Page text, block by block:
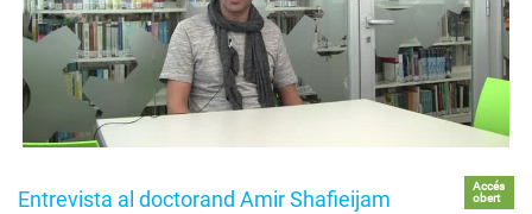
Entrevista al doctorand Amir Shafieijam
Accés
obert